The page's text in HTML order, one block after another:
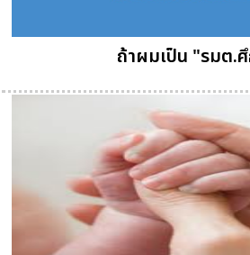
ถ้าผมเป็น "รมต.